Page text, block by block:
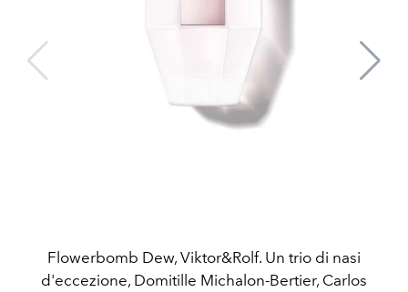
Flowerbomb Dew, Viktor&Rolf. Un trio di nasi
d'eccezione, Domitille Michalon-Bertier, Carlos